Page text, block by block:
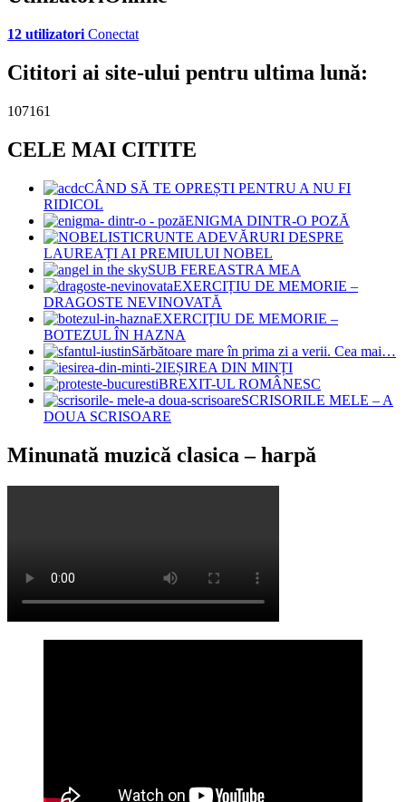
12 utilizatori Conectat
Cititori ai site-ului pentru ultima lună:
107161
CELE MAI CITITE
CÂND SĂ TE OPREȘTI PENTRU A NU FI
RIDICOL
ENIGMA DINTR-O POZĂ
CRUNTE ADEVĂRURI DESPRE
LAUREAȚI AI PREMIULUI NOBEL
SUB FEREASTRA MEA
EXERCIȚIU DE MEMORIE –
DRAGOSTE NEVINOVATĂ
EXERCIȚIU DE MEMORIE –
BOTEZUL ÎN HAZNA
Sărbătoare mare în prima zi a verii. Cea mai…
IEȘIREA DIN MINȚI
BREXIT-UL ROMÂNESC
SCRISORILE MELE – A
DOUA SCRISOARE
Minunată muzică clasica – harpă